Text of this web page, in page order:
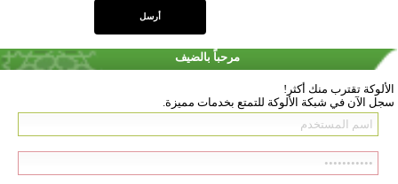
مرحباً بالضيف
الألوكة تقترب منك أكثر!
سجل الآن في شبكة الألوكة للتمتع بخدمات مميزة.